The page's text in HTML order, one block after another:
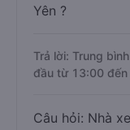
Yên ?
Trả lời: Trung
đầu từ 13:00
Câu hỏi: Nhà